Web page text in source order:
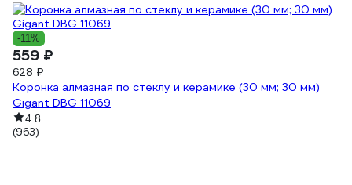
-11%
559 ₽
628 ₽
Коронка алмазная по стеклу и керамике (30 мм; 30 мм)
Gigant DBG 11069
4.8
(963)